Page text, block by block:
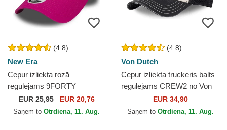
(4.8)
New Era
Cepur izliekta rozā
regulējams 9FORTY
Essential no New York
Yankees MLB no New Era
EUR25,95 EUR 20,76
Saņem to Otrdiena, 11. Aug.
(4.8)
Von Dutch
Cepur izliekta truckeris balts
regulējams CREW2 no Von
EUR 34,90
Saņem to Otrdiena, 11. Aug.